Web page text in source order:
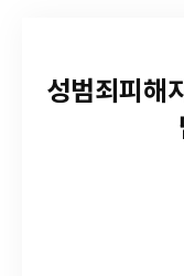
성범죄피해